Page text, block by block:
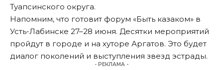
Туапсинского округа.
Напомним, что готовит форум «Быть казаком» в
Усть-Лабинске 27–28 июня. Десятки мероприятий
пройдут в городе и на хуторе Аргатов. Это будет
диалог поколений и выступления звезд эстрады.
- РЕКЛАМА -